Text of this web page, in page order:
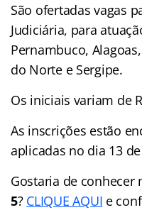
São ofertadas vagas
Judiciária, para
Pernambuco,
do Norte e Sergipe.
Os iniciais variam de
As inscrições estão
aplicadas no dia 13
Gostaria de conhecer
5? CLIQUE AQUI e